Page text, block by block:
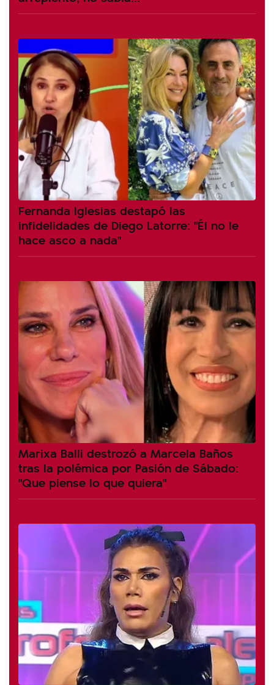
Fernanda Iglesias destapó las
infidelidades de Diego Latorre: "Él no le
hace asco a nada"
Marixa Balli destrozó a Marcela Baños
tras la polémica por Pasión de Sábado:
"Que piense lo que quiera"